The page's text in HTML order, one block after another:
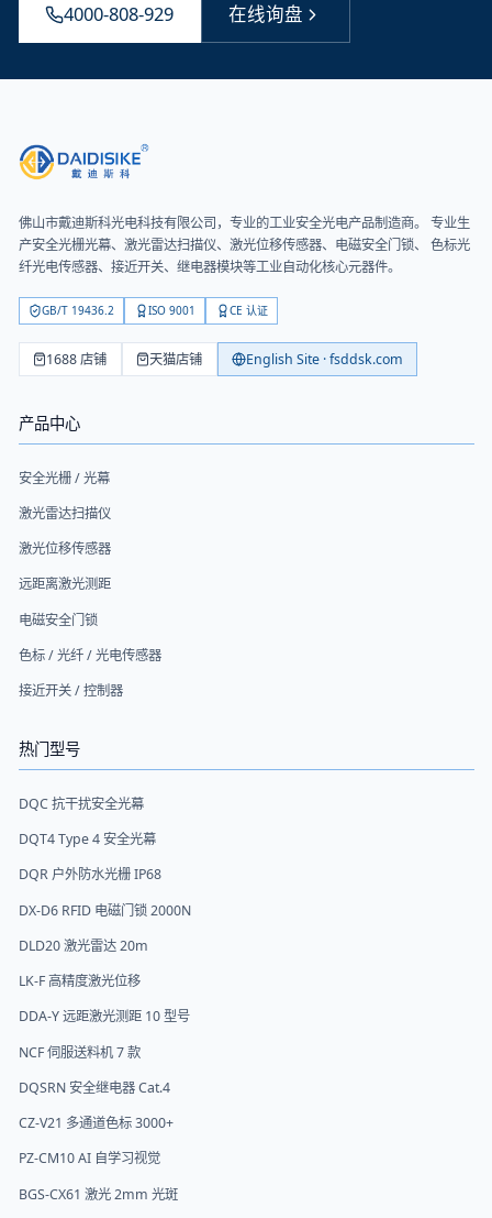
4000-808-929 在线询盘
佛山市戴迪斯科光电科技有限公司，专业的工业安全光电产品制造商。 专业生
产安全光栅光幕、激光雷达扫描仪、激光位移传感器、电磁安全门锁、 色标光
纤光电传感器、接近开关、继电器模块等工业自动化核心元器件。
GB/T 19436.2 ISO 9001 CE 认证
1688 店铺 天猫店铺 English Site · fsddsk.com
产品中心
安全光栅 / 光幕
激光雷达扫描仪
激光位移传感器
远距离激光测距
电磁安全门锁
色标 / 光纤 / 光电传感器
接近开关 / 控制器
热门型号
DQC 抗干扰安全光幕
DQT4 Type 4 安全光幕
DQR 户外防水光栅 IP68
DX-D6 RFID 电磁门锁 2000N
DLD20 激光雷达 20m
LK-F 高精度激光位移
DDA-Y 远距激光测距 10 型号
NCF 伺服送料机 7 款
DQSRN 安全继电器 Cat.4
CZ-V21 多通道色标 3000+
PZ-CM10 AI 自学习视觉
BGS-CX61 激光 2mm 光斑